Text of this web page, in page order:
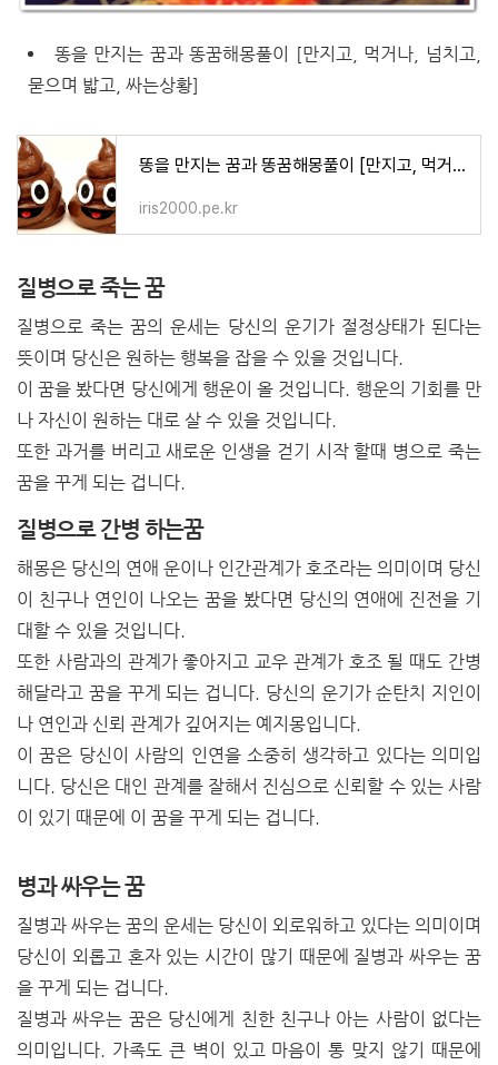
똥을 만지는 꿈과 똥꿈해몽풀이 [만지고, 먹거나, 넘치고,
묻으며 밟고, 싸는상황]
똥을 만지는 꿈과 똥꿈해몽풀이 [만지고, 먹거나, 넘치고, 묻으며 밟고, 싸는상황]
iris2000.pe.kr
질병으로 죽는 꿈
질병으로 죽는 꿈의 운세는 당신의 운기가 절정상태가 된다는
뜻이며 당신은 원하는 행복을 잡을 수 있을 것입니다.
이 꿈을 봤다면 당신에게 행운이 올 것입니다. 행운의 기회를 만
나 자신이 원하는 대로 살 수 있을 것입니다.
또한 과거를 버리고 새로운 인생을 걷기 시작 할때 병으로 죽는
꿈을 꾸게 되는 겁니다.
질병으로 간병 하는꿈
해몽은 당신의 연애 운이나 인간관계가 호조라는 의미이며 당신
이 친구나 연인이 나오는 꿈을 봤다면 당신의 연애에 진전을 기
대할 수 있을 것입니다.
또한 사람과의 관계가 좋아지고 교우 관계가 호조 될 때도 간병
해달라고 꿈을 꾸게 되는 겁니다. 당신의 운기가 순탄치 지인이
나 연인과 신뢰 관계가 깊어지는 예지몽입니다.
이 꿈은 당신이 사람의 인연을 소중히 생각하고 있다는 의미입
니다. 당신은 대인 관계를 잘해서 진심으로 신뢰할 수 있는 사람
이 있기 때문에 이 꿈을 꾸게 되는 겁니다.
병과 싸우는 꿈
질병과 싸우는 꿈의 운세는 당신이 외로워하고 있다는 의미이며
당신이 외롭고 혼자 있는 시간이 많기 때문에 질병과 싸우는 꿈
을 꾸게 되는 겁니다.
질병과 싸우는 꿈은 당신에게 친한 친구나 아는 사람이 없다는
의미입니다. 가족도 큰 벽이 있고 마음이 통 맞지 않기 때문에